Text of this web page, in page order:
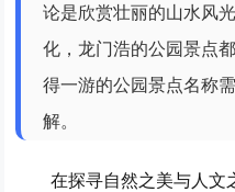
论是欣赏壮丽的山水风
化，龙门浩的公园景点
得一游的公园景点名称
解。
在探寻自然之美与人文